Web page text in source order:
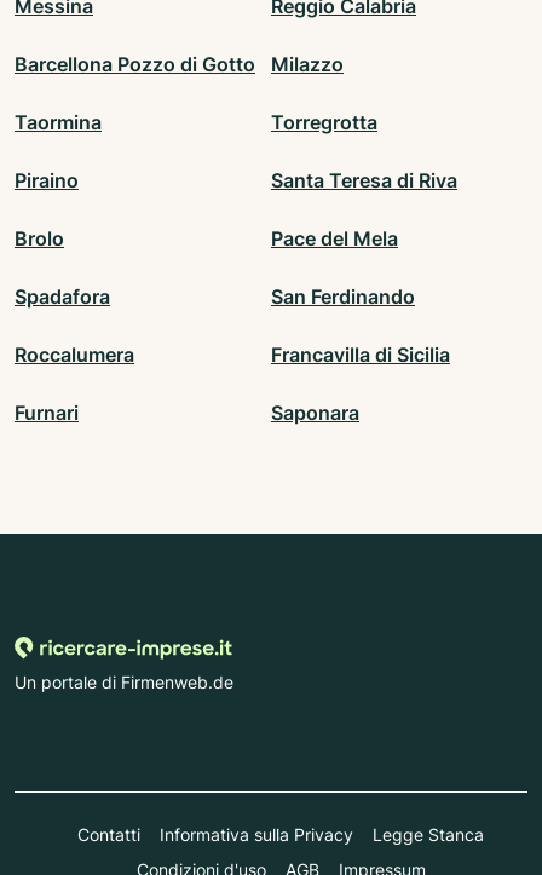
Messina Reggio Calabria
Barcellona Pozzo di Gotto Milazzo
Taormina Torregrotta
Piraino Santa Teresa di Riva
Brolo Pace del Mela
Spadafora San Ferdinando
Roccalumera Francavilla di Sicilia
Furnari Saponara
Un portale di Firmenweb.de
Contatti Informativa sulla Privacy
Legge Stanca
Condizioni d'uso
AGB Impressum